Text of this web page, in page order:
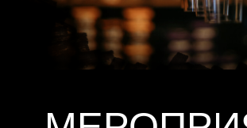
Наша основная задача привнести в
сферу гостеприимства лучшие
решения.
ЗАБРОНИРОВАТЬ